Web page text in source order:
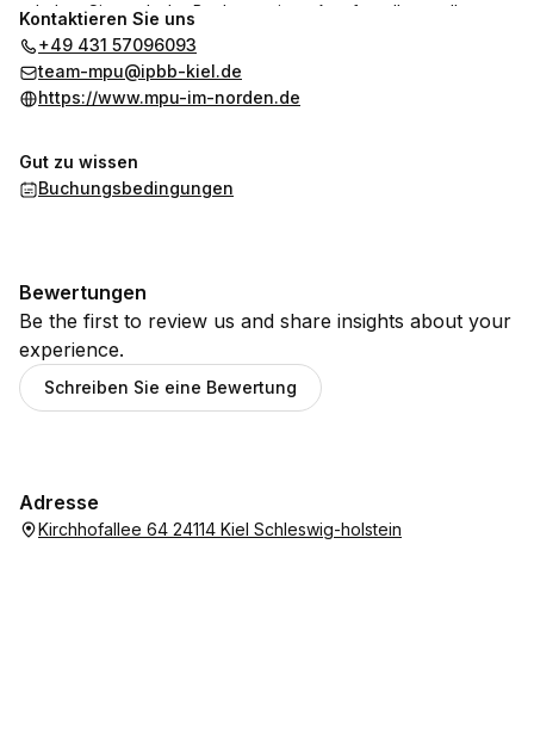
erhalten Sie nach der Buchung einen Anruf, um Ihnen alle
weiteren Informationen mitzuteilen und offene Fragen zu
klären.
Kontaktieren Sie uns
+49 431 57096093
team-mpu@ipbb-kiel.de
https://www.mpu-im-norden.de
Gut zu wissen
Buchungsbedingungen
Bewertungen
Be the first to review us and share insights about your
experience.
Schreiben Sie eine Bewertung
Adresse
Kirchhofallee 64 24114 Kiel Schleswig-holstein